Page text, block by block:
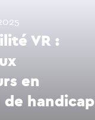
VR :
en
handicap